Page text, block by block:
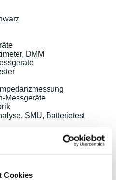
Cookies
DMM
Messgeräte
SMU, Batterietest